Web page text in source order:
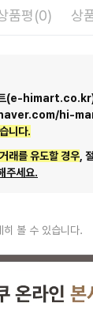
품평(0) 상
트(e-
hi-
니다.
래를 유도할 경우 ,
주세요.
볼 수 있습니다.